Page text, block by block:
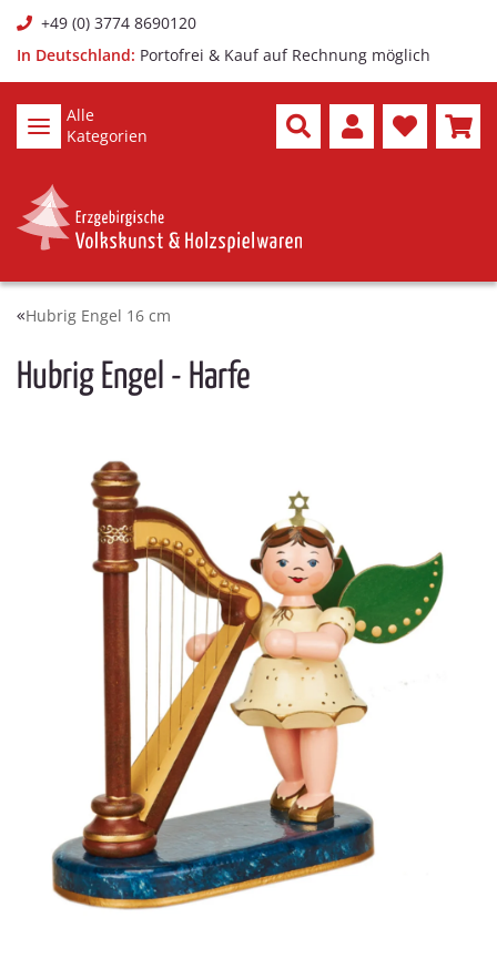
+49 (0) 3774 8690120
In Deutschland: Portofrei & Kauf auf Rechnung möglich
Alle
Kategorien
Hubrig Engel 16 cm
Hubrig Engel - Harfe